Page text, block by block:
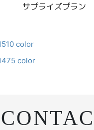
サプライズプラン
color
color